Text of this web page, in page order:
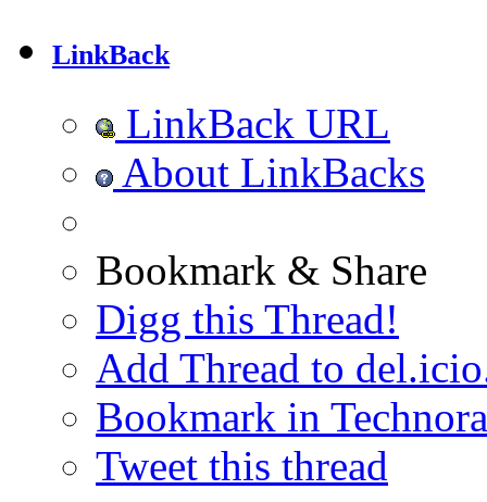
LinkBack
LinkBack URL
About LinkBacks
Bookmark & Share
Digg this Thread!
Add Thread to
Bookmark in
Tweet this thread